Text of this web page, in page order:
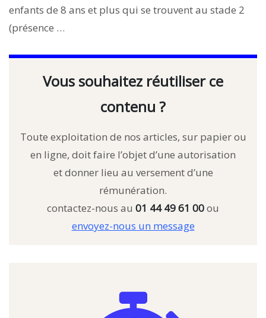
enfants de 8 ans et plus qui se trouvent au stade 2
(présence …
Vous souhaitez réutiliser ce
contenu ?
Toute exploitation de nos articles, sur papier ou
en ligne, doit faire l’objet d’une autorisation
et donner lieu au versement d’une
rémunération.
contactez-nous au 01 44 49 61 00ou
envoyez-nous un message